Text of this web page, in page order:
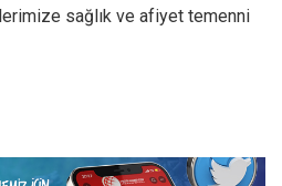
sağlık ve afiyet temenni